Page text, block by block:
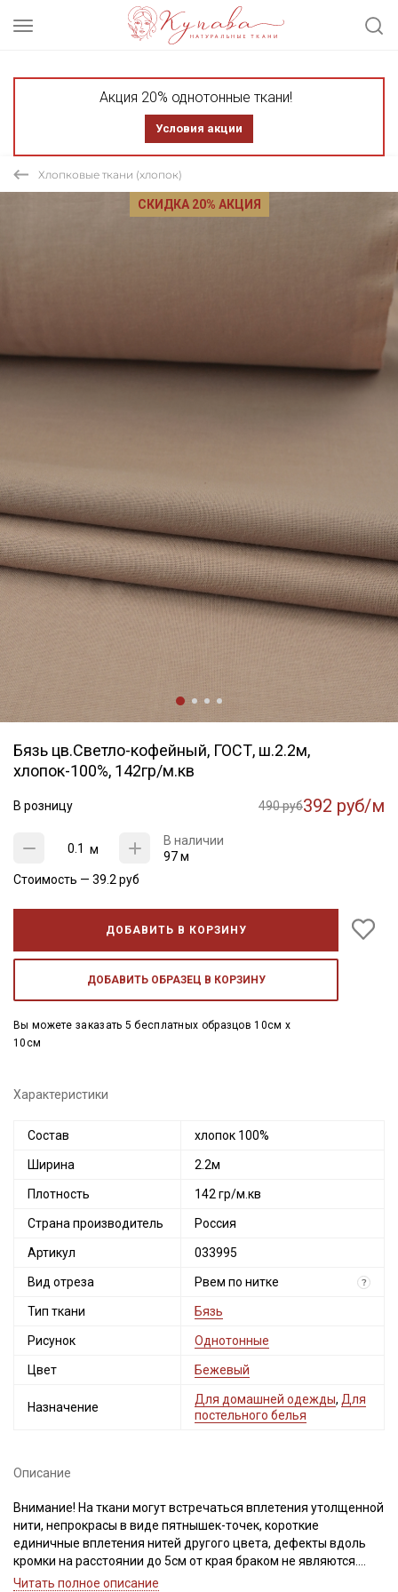
Акция 20% однотонные ткани!
Условия акции
Хлопковые ткани (хлопок)
СКИДКА 20% АКЦИЯ
Бязь цв.Светло-кофейный, ГОСТ, ш.2.2м,
хлопок-100%, 142гр/м.кв
В розницу 490 руб392 руб/м
м
В наличии
97 м
Стоимость — 39.2 руб
ДОБАВИТЬ В КОРЗИНУ
ДОБАВИТЬ ОБРАЗЕЦ В КОРЗИНУ
Вы можете заказать 5 бесплатных образцов 10см x
10см
Характеристики
Состав хлопок 100%
Ширина 2.2м
Плотность 142 гр/м.кв
Страна производитель Россия
Артикул 033995
Вид отреза Рвем по нитке ?
Тип ткани Бязь
Рисунок Однотонные
Цвет Бежевый
Назначение
Для домашней одежды, Для
постельного белья
Описание
Внимание! На ткани могут встречаться вплетения утолщенной
нити, непрокрасы в виде пятнышек-точек, короткие
единичные вплетения нитей другого цвета, дефекты вдоль
кромки на расстоянии до 5см от края браком не являются.
Ширина ткани ±2см.
Читать полное описание